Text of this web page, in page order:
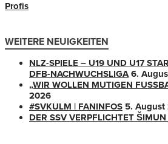
Profis
WEITERE NEUIGKEITEN
NLZ-SPIELE – U19 UND U17
DFB-NACHWUCHSLIGA 6.
„WIR WOLLEN MUTIGEN
2026
#SVKULM | FANINFOS 5. August
DER SSV VERPFLICHTET